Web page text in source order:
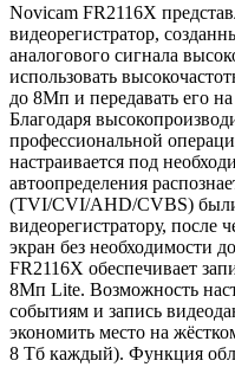
Novicam FR2116X
видеорегистратор,
аналогового сигнала
использовать
до 8Мп и передавать его
Благодаря
профессиональной
настраивается под
автоопределения
(TVI/CVI/AHD/CVBS)
видеорегистратору, после
экран без необходимости
FR2116X обеспечивает
8Мп Lite. Возможность
событиям и запись
экономить место на
8 Tб каждый). Функция